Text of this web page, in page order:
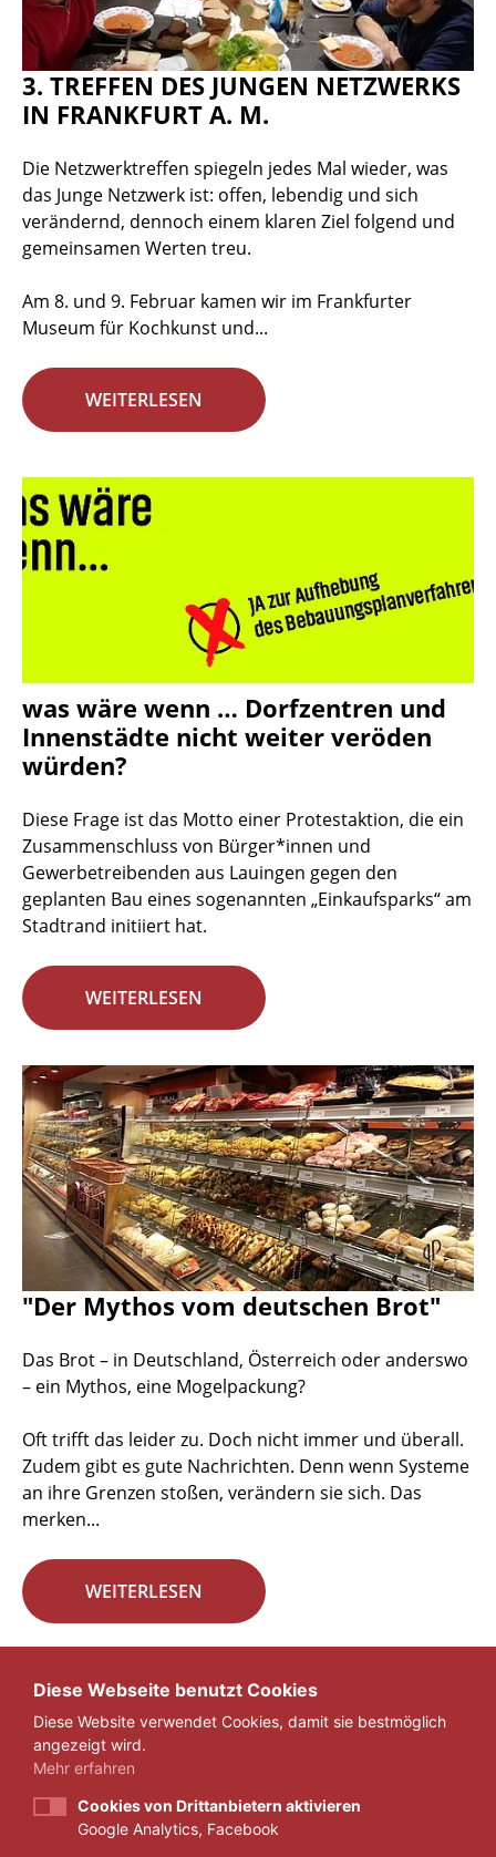
3. TREFFEN DES JUNGEN NETZWERKS
IN FRANKFURT A. M.
Die Netzwerktreffen spiegeln jedes Mal wieder, was
das Junge Netzwerk ist: offen, lebendig und sich
verändernd, dennoch einem klaren Ziel folgend und
gemeinsamen Werten treu.
Am 8. und 9. Februar kamen wir im Frankfurter
Museum für Kochkunst und...
WEITERLESEN
was wäre wenn … Dorfzentren und
Innenstädte nicht weiter veröden
würden?
Diese Frage ist das Motto einer Protestaktion, die ein
Zusammenschluss von Bürger*innen und
Gewerbetreibenden aus Lauingen gegen den
geplanten Bau eines sogenannten „Einkaufsparks“ am
Stadtrand initiiert hat.
WEITERLESEN
"Der Mythos vom deutschen Brot"
Das Brot – in Deutschland, Österreich oder anderswo
– ein Mythos, eine Mogelpackung?
Oft trifft das leider zu. Doch nicht immer und überall.
Zudem gibt es gute Nachrichten. Denn wenn Systeme
an ihre Grenzen stoßen, verändern sie sich. Das
merken...
WEITERLESEN
« 1 ... 22 23 24 ... 29 »
Diese Webseite benutzt Cookies
Diese Website verwendet Cookies, damit sie bestmöglich
angezeigt wird.
Mehr erfahren
Cookies von Drittanbietern aktivieren
Google Analytics, Facebook